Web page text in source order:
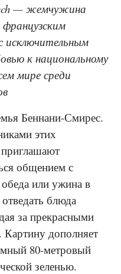
— жемчужина
исключительным
к национальному
мире среди
Беннани-Смирес.
этих
общением с
или ужина в
блюда
за прекрасными
дополняет
80-метровый
зеленью.